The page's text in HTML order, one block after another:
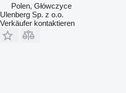
Polen, Główczyce
Ulenberg Sp. z o.o.
Verkäufer kontaktieren